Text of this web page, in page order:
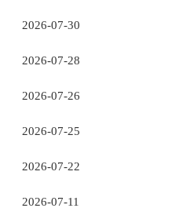
2026-07-30
2026-07-28
2026-07-26
2026-07-25
2026-07-22
2026-07-11